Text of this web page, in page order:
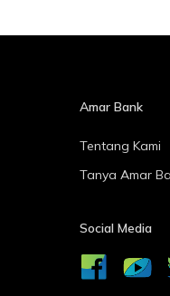
Amar Bank
Tentang Kami
Tanya Amar
Social Media